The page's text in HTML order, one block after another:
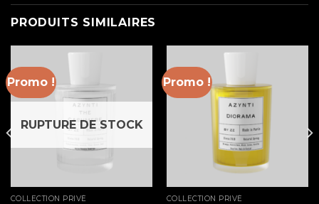
PRODUITS SIMILAIRES
Promo !
RUPTURE DE STOCK
COLLECTION PRIVÉ
Promo !
COLLECTION PRIVÉ